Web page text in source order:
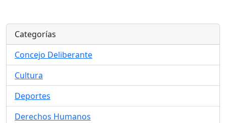
Categorías
Concejo Deliberante
Cultura
Deportes
Derechos Humanos